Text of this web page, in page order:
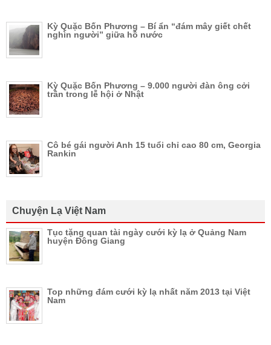
Kỳ Quặc Bốn Phương – Bí ẩn “đám mây giết chết
nghìn người” giữa hồ nước
Kỳ Quặc Bốn Phương – 9.000 người đàn ông cởi
trần trong lễ hội ở Nhật
Cô bé gái người Anh 15 tuổi chỉ cao 80 cm, Georgia
Rankin
Chuyện Lạ Việt Nam
Tục tặng quan tài ngày cưới kỳ lạ ở Quảng Nam
huyện Đông Giang
Top những đám cưới kỳ lạ nhất năm 2013 tại Việt
Nam